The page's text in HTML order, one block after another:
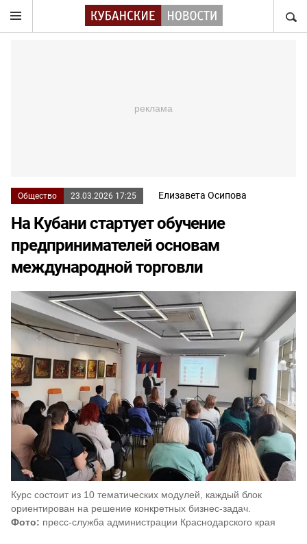
Общество 23.03.2026 17:25 Елизавета Осипова
На Кубани стартует обучение
предпринимателей основам
международной торговли
Курс состоит из 10 тематических модулей, каждый блок
ориентирован на решение конкретных бизнес-задач.
Фото: пресс-служба администрации Краснодарского края